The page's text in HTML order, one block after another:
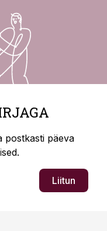
postkasti päeva
Liitun